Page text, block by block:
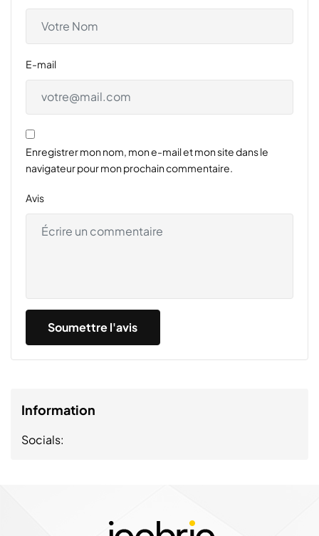
E-mail
Enregistrer mon nom, mon e-mail et mon site dans le
navigateur pour mon prochain commentaire.
Avis
Information
Socials: